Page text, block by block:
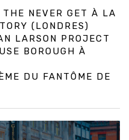
NEVER GET À LA
(LONDRES)
LARSON PROJECT
BOROUGH À
DU FANTÔME DE